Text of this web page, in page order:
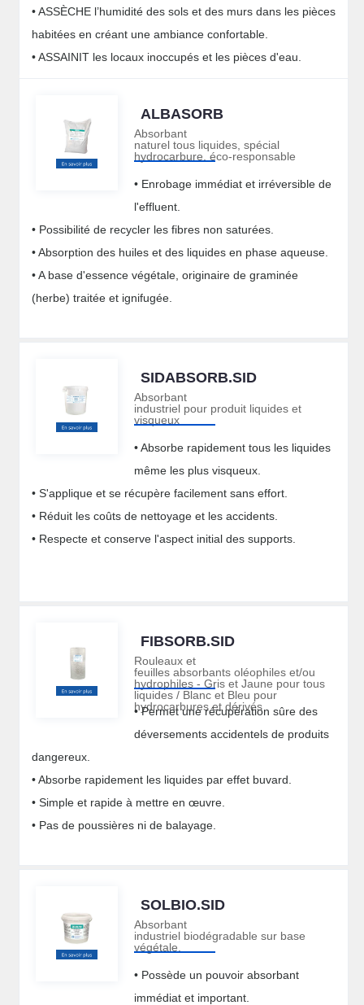
• ASSÈCHE l’humidité des sols et des murs dans les pièces
habitées en créant une ambiance confortable.
• ASSAINIT les locaux inoccupés et les pièces d'eau.
ALBASORB
Absorbant
naturel tous liquides, spécial
hydrocarbure, éco-responsable
• Enrobage immédiat et irréversible de
l'effluent.
• Possibilité de recycler les fibres non saturées.
• Absorption des huiles et des liquides en phase aqueuse.
• A base d'essence végétale, originaire de graminée
(herbe) traitée et ignifugée.
SIDABSORB.SID
Absorbant
industriel pour produit liquides et
visqueux
• Absorbe rapidement tous les liquides
même les plus visqueux.
• S'applique et se récupère facilement sans effort.
• Réduit les coûts de nettoyage et les accidents.
• Respecte et conserve l'aspect initial des supports.
FIBSORB.SID
Rouleaux et
feuilles absorbants oléophiles et/ou
hydrophiles - Gris et Jaune pour tous
liquides / Blanc et Bleu pour
hydrocarbures et dérivés
• Permet une récupération sûre des
déversements accidentels de produits
dangereux.
• Absorbe rapidement les liquides par effet buvard.
• Simple et rapide à mettre en œuvre.
• Pas de poussières ni de balayage.
SOLBIO.SID
Absorbant
industriel biodégradable sur base
végétale.
• Possède un pouvoir absorbant
immédiat et important.